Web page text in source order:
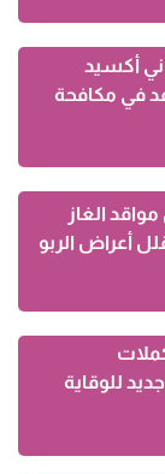
أكسيد
في مكافحة
الغاز
أعراض الربو
للوقاية